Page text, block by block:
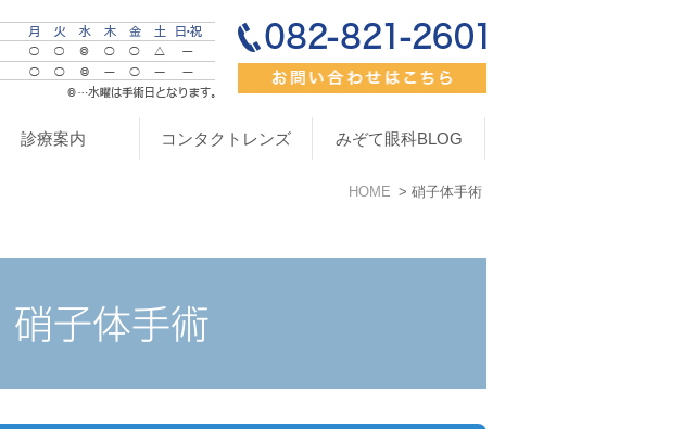
診療案内 コンタクトレンズ みぞて眼科BLOG
HOME 硝子体手術
硝子体手術